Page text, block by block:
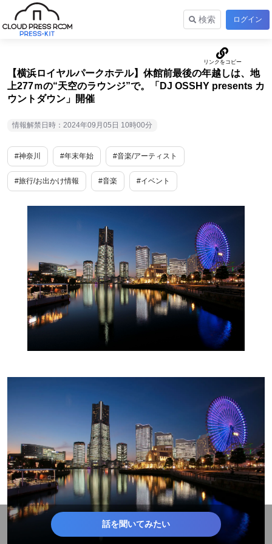
検索 ログイン
【横浜ロイヤルパークホテル】休館前最後の年越しは、地
上277ｍの“天空のラウンジ”で。「DJ OSSHY presents カ
ウントダウン」開催
情報解禁日時：2024年09月05日 10時00分
#神奈川 #年末年始 #音楽/アーティスト
#旅行/お出かけ情報 #音楽 #イベント
話を聞いてみたい